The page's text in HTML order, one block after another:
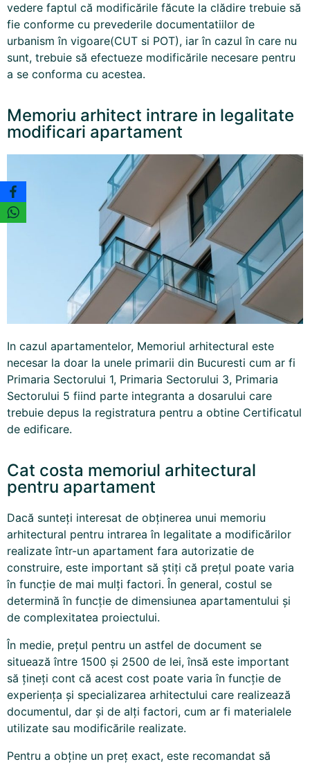
vedere faptul că modificările făcute la clădire trebuie să
fie conforme cu prevederile documentatiilor de
urbanism în vigoare(CUT si POT), iar în cazul în care nu
sunt, trebuie să efectueze modificările necesare pentru
a se conforma cu acestea.
Memoriu arhitect intrare in legalitate
modificari apartament
In cazul apartamentelor, Memoriul arhitectural este
necesar la doar la unele primarii din Bucuresti cum ar fi
Primaria Sectorului 1, Primaria Sectorului 3, Primaria
Sectorului 5 fiind parte integranta a dosarului care
trebuie depus la registratura pentru a obtine Certificatul
de edificare.
Cat costa memoriul arhitectural
pentru apartament
Dacă sunteți interesat de obținerea unui memoriu
arhitectural pentru intrarea în legalitate a modificărilor
realizate într-un apartament fara autorizatie de
construire, este important să știți că prețul poate varia
în funcție de mai mulți factori. În general, costul se
determină în funcție de dimensiunea apartamentului și
de complexitatea proiectului.
În medie, prețul pentru un astfel de document se
situează între 1500 și 2500 de lei, însă este important
să țineți cont că acest cost poate varia în funcție de
experiența și specializarea arhitectului care realizează
documentul, dar și de alți factori, cum ar fi materialele
utilizate sau modificările realizate.
Pentru a obține un preț exact, este recomandat să